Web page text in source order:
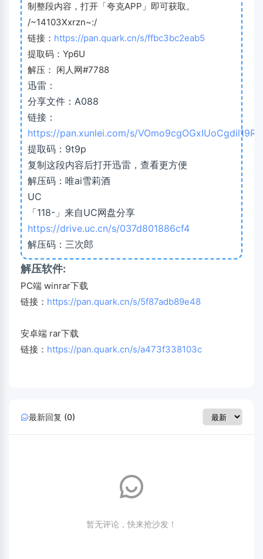
制整段内容，打开「夸克APP」即可获取。
/~14103Xxrzn~:/
链接： https://pan.quark.cn/s/ffbc3bc2eab5
提取码：Yp6U
解压： 闲人网#7788
迅雷：
分享文件：A088
链接：
https://pan.xunlei.com/s/
提取码：9t9p
复制这段内容后打开迅雷，查看更方便
解压码：唯ai雪莉酒
UC
「118-」来自UC网盘分享
https://drive.uc.cn/s/037d801886cf4
解压码：三次郎
解压软件:
PC端 winrar下载
链接： https://pan.quark.cn/s/5f87adb89e48
安卓端 rar下载
链接： https://pan.quark.cn/s/a473f338103c
最新回复 (0)
暂无评论，快来抢沙发！